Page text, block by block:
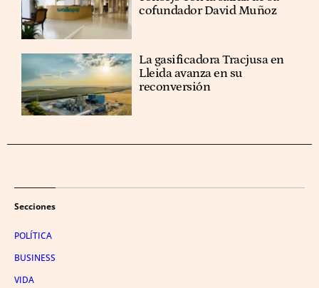
cofundador David Muñoz
La gasificadora Tracjusa en
Lleida avanza en su
reconversión
Secciones
POLÍTICA
BUSINESS
VIDA